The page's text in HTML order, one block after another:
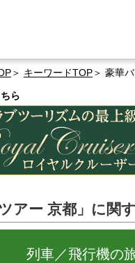
キーワードTOP 豪華
ら
アー 京都」に関
列車／飛行機の